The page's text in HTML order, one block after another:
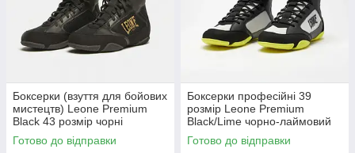
Боксерки (взуття для бойових
мистецтв) Leone Premium
Black 43 розмір чорні
Готово до відправки
Боксерки професійні 39
розмір Leone Premium
Black/Lime чорно-лаймовий
Готово до відправки